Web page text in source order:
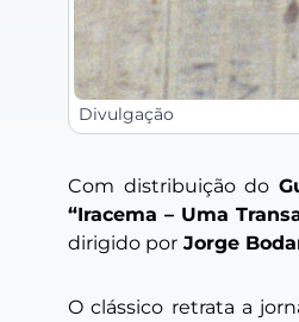
Divulgação
Com distribuição do
“Iracema – Uma
dirigido por Jorge
O clássico retrata a